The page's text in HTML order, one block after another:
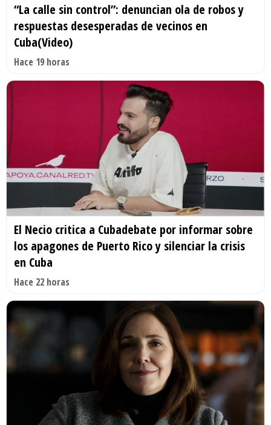
“La calle sin control”: denuncian ola de robos y
respuestas desesperadas de vecinos en
Cuba(Video)
Hace 19 horas
El Necio critica a Cubadebate por informar sobre
los apagones de Puerto Rico y silenciar la crisis
en Cuba
Hace 22 horas